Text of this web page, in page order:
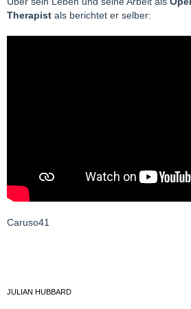
Therapist als berichtet er selber:
Caruso41
JULIAN HUBBARD